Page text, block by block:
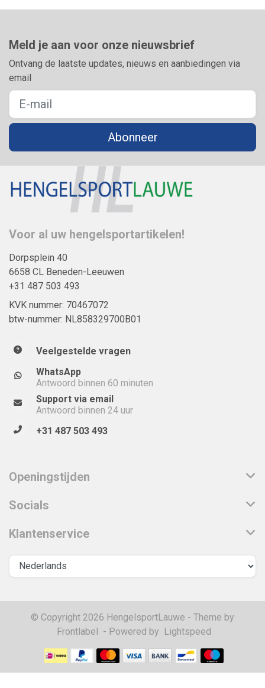
Meld je aan voor onze nieuwsbrief
Ontvang de laatste updates, nieuws en aanbiedingen via
email
Abonneer
Voor al uw hengelsportartikelen!
Dorpsplein 40
6658 CL Beneden-Leeuwen
+31 487 503 493
KVK nummer: 70467072
btw-nummer: NL858329700B01
Veelgestelde vragen
WhatsApp
Antwoord binnen 60 minuten
Support via email
Antwoord binnen 24 uur
+31 487 503 493
Openingstijden
Socials
Klantenservice
© Copyright 2026 HengelsportLauwe - Theme by
Frontlabel - Powered by Lightspeed